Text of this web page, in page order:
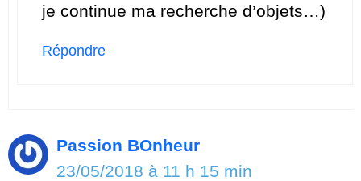
je continue ma recherche d’objets…)
Répondre
Passion BOnheur
23/05/2018 à 11 h 15 min